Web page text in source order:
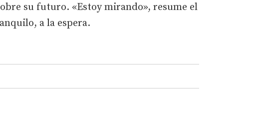
su futuro. «Estoy mirando», resume el
a la espera.